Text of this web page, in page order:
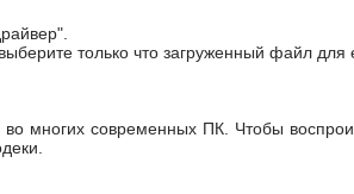
только что загруженный файл для
многих современных ПК. Чтобы